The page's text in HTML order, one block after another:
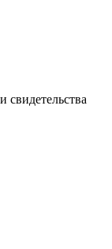
свидетельства